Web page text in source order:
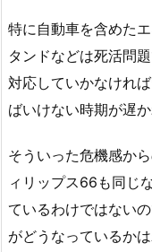
特に自動車を含めた
タンドなどは死活問
対応していかなけれ
ばいけない時期が遅
そういった危機感か
ィリップス66も同じ
ているわけではない
がどうなっているか